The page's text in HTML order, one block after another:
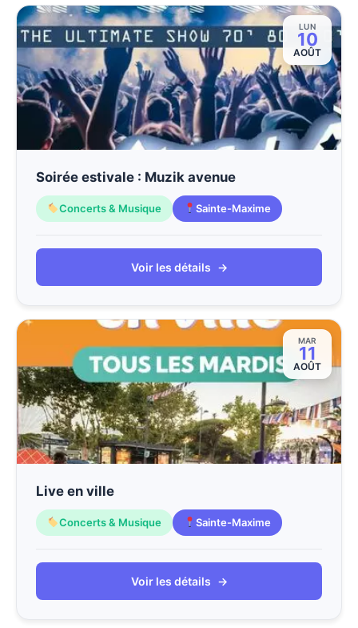
LUN
10
AOÛT
Soirée estivale : Muzik avenue
Concerts & Musique Sainte-Maxime
Voir les détails →
MAR
11
AOÛT
Live en ville
Concerts & Musique Sainte-Maxime
Voir les détails →